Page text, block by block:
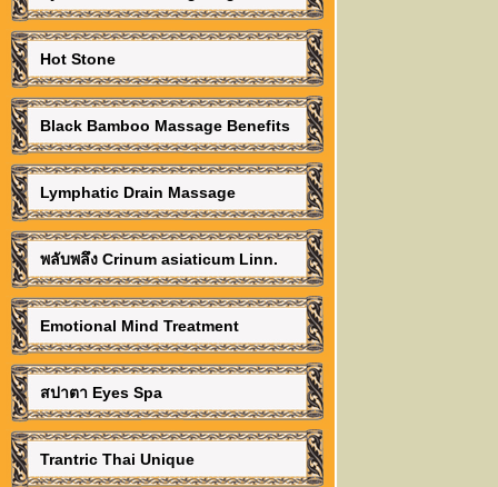
Hot Stone
Black Bamboo Massage Benefits
Lymphatic Drain Massage
พลับพลึง Crinum asiaticum Linn.
Emotional Mind Treatment
สปาตา Eyes Spa
Trantric Thai Unique